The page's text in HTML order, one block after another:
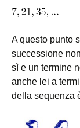
A questo punto
successione
sì e un termine
anche lei a
della sequenza